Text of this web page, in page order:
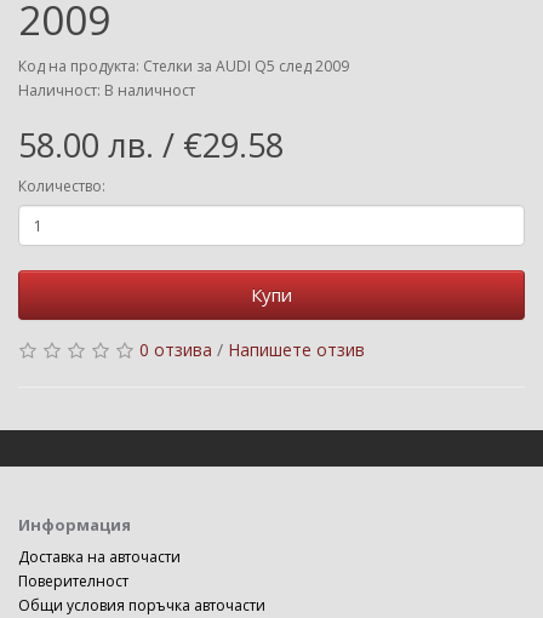
2009
Код на продукта: Стелки за AUDI Q5 след 2009
Наличност: В наличност
58.00 лв. / €29.58
Количество:
Купи
0 отзива / Напишете отзив
Информация
Доставка на авточасти
Поверителност
Общи условия поръчка авточасти